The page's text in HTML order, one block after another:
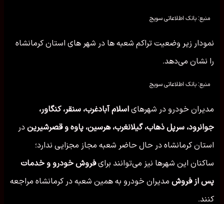
منبع: بانک اطلاعاتی سویج
نمودار زیر وضعیت تراکم شعبه ها در شهر های استان کرمانشاه
را نشان می‌دهد.
منبع: بانک اطلاعاتی سویج
مدیران خودرو در شهرهای اسلام آبادغرب، سنقر، کنگاور،
جوانرود، سرپل ذهاب، گیلانغرب، هرسین، پاوه و قصرشیرین در
استان کرمانشاه در حال حاضر شعبه مجاز مجزایی ندارد؛
ساکنان این شهرها نیز می‌توانند برایفروش خودرو و خدمات
پس از فروش مدیران خودرو به همین شعبه در کرمانشاه مراجعه
کنند.